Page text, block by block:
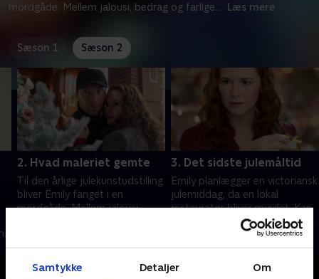
Samtykke Detaljer Om
mordgåde. Mellem jalousi, bedrag og farlige... Læs mere
Sæson 1 Sæson 2
2. Hvad maleriet gemte
Til den årlige julekunstudstilling
bliver Emily fanget i en
mordgåde. Mellem jalousi,
3. Det sidste julemåltid
Emily planlægger en victoriansk
julemiddag, da en lokal
restauratør bliver myrdet. Kan
hun finde morderen, før endnu
en tragedie rammer julen?